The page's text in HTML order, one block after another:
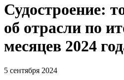
Судостроение:
об отрасли по
месяцев 2024
5 сентября 2024